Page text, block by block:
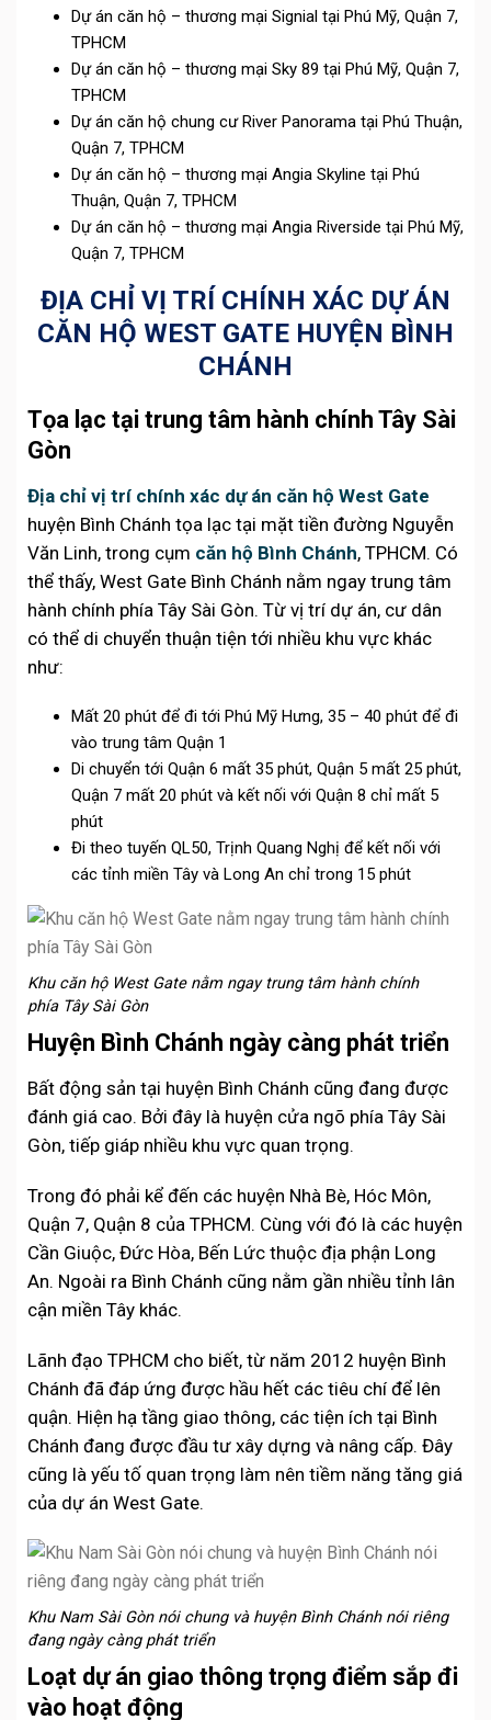
Dự án căn hộ – thương mại Signial tại Phú Mỹ, Quận 7,
TPHCM
Dự án căn hộ – thương mại Sky 89 tại Phú Mỹ, Quận 7,
TPHCM
Dự án căn hộ chung cư River Panorama tại Phú Thuận,
Quận 7, TPHCM
Dự án căn hộ – thương mại Angia Skyline tại Phú
Thuận, Quận 7, TPHCM
Dự án căn hộ – thương mại Angia Riverside tại Phú Mỹ,
Quận 7, TPHCM
ĐỊA CHỈ VỊ TRÍ CHÍNH XÁC DỰ ÁN
CĂN HỘ WEST GATE HUYỆN BÌNH
CHÁNH
Tọa lạc tại trung tâm hành chính Tây Sài
Gòn
Địa chỉ vị trí chính xác dự án căn hộ West Gate
huyện Bình Chánh tọa lạc tại mặt tiền đường Nguyễn
Văn Linh, trong cụm căn hộ Bình Chánh, TPHCM. Có
thể thấy, West Gate Bình Chánh nằm ngay trung tâm
hành chính phía Tây Sài Gòn. Từ vị trí dự án, cư dân
có thể di chuyển thuận tiện tới nhiều khu vực khác
như:
Mất 20 phút để đi tới Phú Mỹ Hưng, 35 – 40 phút để đi
vào trung tâm Quận 1
Di chuyển tới Quận 6 mất 35 phút, Quận 5 mất 25 phút,
Quận 7 mất 20 phút và kết nối với Quận 8 chỉ mất 5
phút
Đi theo tuyến QL50, Trịnh Quang Nghị để kết nối với
các tỉnh miền Tây và Long An chỉ trong 15 phút
Khu căn hộ West Gate nằm ngay trung tâm hành chính
phía Tây Sài Gòn
Huyện Bình Chánh ngày càng phát triển
Bất động sản tại huyện Bình Chánh cũng đang được
đánh giá cao. Bởi đây là huyện cửa ngõ phía Tây Sài
Gòn, tiếp giáp nhiều khu vực quan trọng.
Trong đó phải kể đến các huyện Nhà Bè, Hóc Môn,
Quận 7, Quận 8 của TPHCM. Cùng với đó là các huyện
Cần Giuộc, Đức Hòa, Bến Lức thuộc địa phận Long
An. Ngoài ra Bình Chánh cũng nằm gần nhiều tỉnh lân
cận miền Tây khác.
Lãnh đạo TPHCM cho biết, từ năm 2012 huyện Bình
Chánh đã đáp ứng được hầu hết các tiêu chí để lên
quận. Hiện hạ tầng giao thông, các tiện ích tại Bình
Chánh đang được đầu tư xây dựng và nâng cấp. Đây
cũng là yếu tố quan trọng làm nên tiềm năng tăng giá
của dự án West Gate.
Khu Nam Sài Gòn nói chung và huyện Bình Chánh nói riêng
đang ngày càng phát triển
Loạt dự án giao thông trọng điểm sắp đi
vào hoạt động